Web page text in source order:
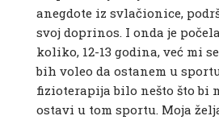
anegdote iz svlačionice,
svoj doprinos. I onda je
koliko, 12-13 godina, već mi
bih voleo da ostanem u
fizioterapija bilo nešto što bi
ostavi u tom sportu. Moja